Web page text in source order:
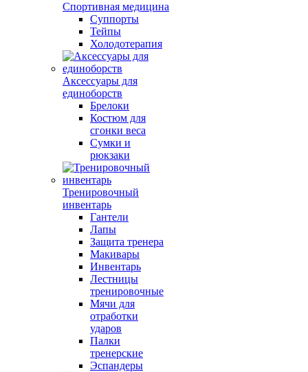
Спортивная медицина
Суппорты
Тейпы
Холодотерапия
Аксессуары для
единоборств
Брелоки
Костюм для
сгонки веса
Сумки и
рюкзаки
Тренировочный
инвентарь
Гантели
Лапы
Защита тренера
Макивары
Инвентарь
Лестницы
тренировочные
Мячи для
отработки
ударов
Палки
тренерские
Эспандеры